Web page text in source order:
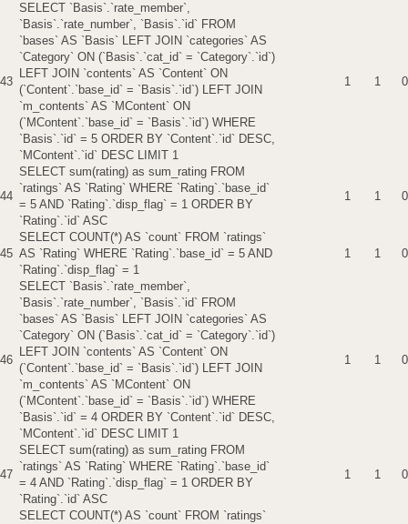
43
SELECT `Basis`.`rate_member`,
`Basis`.`rate_number`, `Basis`.`id` FROM
`bases` AS `Basis` LEFT JOIN `categories` AS
`Category` ON (`Basis`.`cat_id` = `Category`.`id`)
LEFT JOIN `contents` AS `Content` ON
(`Content`.`base_id` = `Basis`.`id`) LEFT JOIN
`m_contents` AS `MContent` ON
(`MContent`.`base_id` = `Basis`.`id`) WHERE
`Basis`.`id` = 5 ORDER BY `Content`.`id` DESC,
`MContent`.`id` DESC LIMIT 1
1 1 0
44
SELECT sum(rating) as sum_rating FROM
`ratings` AS `Rating` WHERE `Rating`.`base_id`
= 5 AND `Rating`.`disp_flag` = 1 ORDER BY
`Rating`.`id` ASC
1 1 0
45
SELECT COUNT(*) AS `count` FROM `ratings`
AS `Rating` WHERE `Rating`.`base_id` = 5 AND
`Rating`.`disp_flag` = 1
1 1 0
46
SELECT `Basis`.`rate_member`,
`Basis`.`rate_number`, `Basis`.`id` FROM
`bases` AS `Basis` LEFT JOIN `categories` AS
`Category` ON (`Basis`.`cat_id` = `Category`.`id`)
LEFT JOIN `contents` AS `Content` ON
(`Content`.`base_id` = `Basis`.`id`) LEFT JOIN
`m_contents` AS `MContent` ON
(`MContent`.`base_id` = `Basis`.`id`) WHERE
`Basis`.`id` = 4 ORDER BY `Content`.`id` DESC,
`MContent`.`id` DESC LIMIT 1
1 1 0
47
SELECT sum(rating) as sum_rating FROM
`ratings` AS `Rating` WHERE `Rating`.`base_id`
= 4 AND `Rating`.`disp_flag` = 1 ORDER BY
`Rating`.`id` ASC
1 1 0
SELECT COUNT(*) AS `count` FROM `ratings`